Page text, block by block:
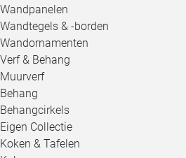
Wandpanelen
Wandtegels & -borden
Wandornamenten
Verf & Behang
Muurverf
Behang
Behangcirkels
Eigen Collectie
Koken & Tafelen